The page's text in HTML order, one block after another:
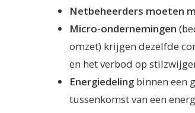
Netbeheerders moeten
Micro-ondernemingen
omzet) krijgen dezelfde
en het verbod op
Energiedeling binnen een
tussenkomst van een